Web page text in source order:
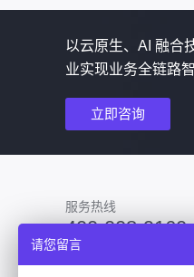
以云原生、AI 融合
业实现业务全链路
立即咨询
服务热线
400-008-9160
请您留言